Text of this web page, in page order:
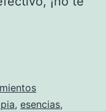
, esencias,